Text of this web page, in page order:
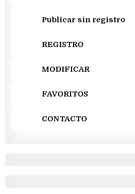
Publicar sin registro
REGISTRO
MODIFICAR
FAVORITOS
CONTACTO